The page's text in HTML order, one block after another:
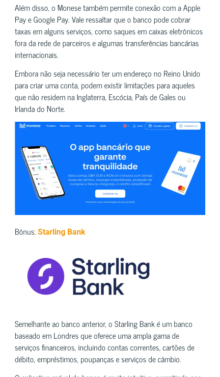
Além disso, o Monese também permite conexão com a Apple
Pay e Google Pay. Vale ressaltar que o banco pode cobrar
taxas em alguns serviços, como saques em caixas eletrônicos
fora da rede de parceiros e algumas transferências bancárias
internacionais.
Embora não seja necessário ter um endereço no Reino Unido
para criar uma conta, podem existir limitações para aqueles
que não residem na Inglaterra, Escócia, País de Gales ou
Irlanda do Norte.
Bônus: Starling Bank
Semelhante ao banco anterior, o Starling Bank é um banco
baseado em Londres que oferece uma ampla gama de
serviços financeiros, incluindo contas correntes, cartões de
débito, empréstimos, poupanças e serviços de câmbio.